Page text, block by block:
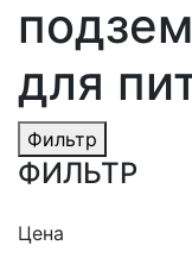
для
Фильтр
ФИЛЬТР
Цена